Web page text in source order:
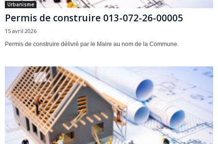
Urbanisme
Permis de construire 013-072-26-00005
15 avril 2026
Permis de construire délivré par le Maire au nom de la Commune.